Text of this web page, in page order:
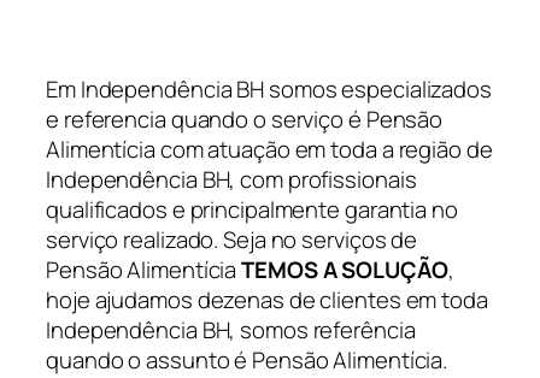
Em Independência BH somos especializados
e referencia quando o serviço é Pensão
Alimentícia com atuação em toda a região de
Independência BH, com profissionais
qualificados e principalmente garantia no
serviço realizado. Seja no serviços de
Pensão AlimentíciaTEMOS A SOLUÇÃO,
hoje ajudamos dezenas de clientes em toda
Independência BH, somos referência
quando o assunto é Pensão Alimentícia.